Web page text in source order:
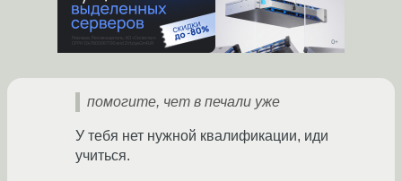
помогите, чет в печали уже
У тебя нет нужной квалификации, иди
учиться.